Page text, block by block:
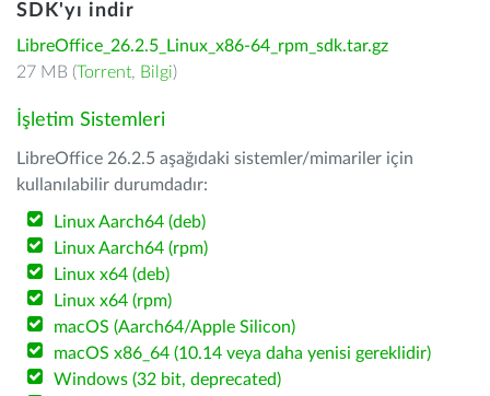
SDK'yı indir
LibreOffice_26.2.5_Linux_x86-64_rpm_sdk.tar.gz
27 MB (Torrent, Bilgi)
İşletim Sistemleri
LibreOffice 26.2.5 aşağıdaki sistemler/mimariler için
kullanılabilir durumdadır:
Linux Aarch64 (deb)
Linux Aarch64 (rpm)
Linux x64 (deb)
Linux x64 (rpm)
macOS (Aarch64/Apple Silicon)
macOS x86_64 (10.14 veya daha yenisi gereklidir)
Windows (32 bit, deprecated)